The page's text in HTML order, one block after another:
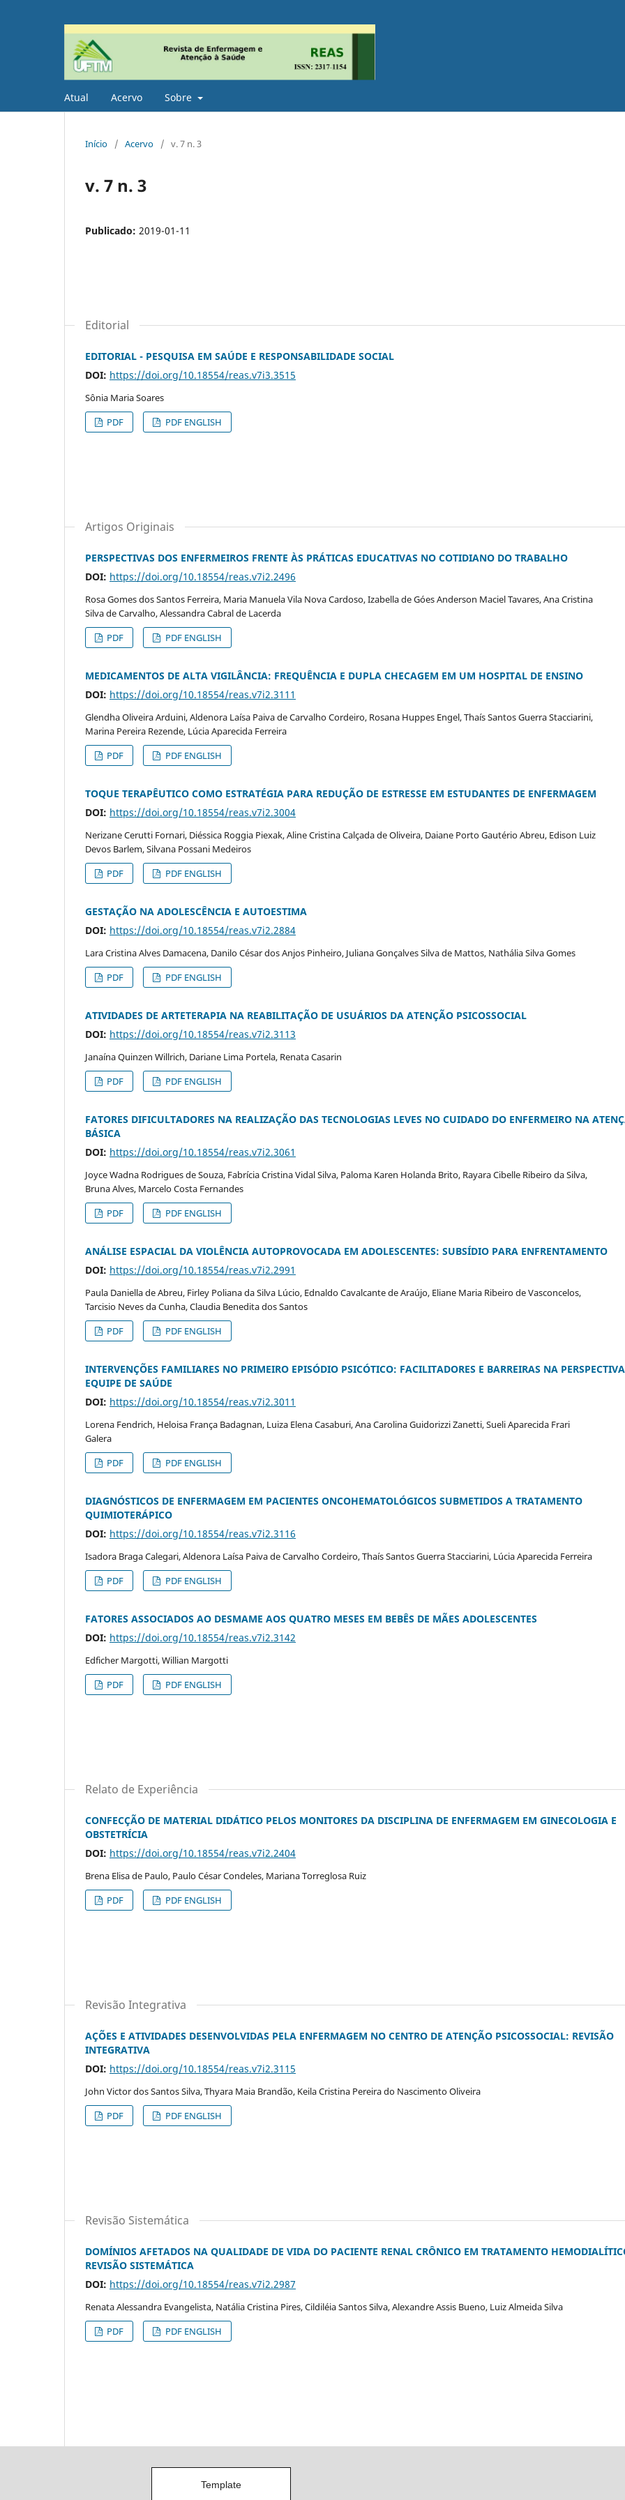
Atual Acervo Sobre
Início / Acervo / v. 7 n. 3
v. 7 n. 3
Publicado: 2019-01-11
Editorial
EDITORIAL - PESQUISA EM SAÚDE E RESPONSABILIDADE SOCIAL
DOI: https://doi.org/10.18554/reas.v7i3.3515
Sônia Maria Soares
PDF
PDF ENGLISH
Artigos Originais
PERSPECTIVAS DOS ENFERMEIROS FRENTE ÀS PRÁTICAS EDUCATIVAS NO COTIDIANO DO TRABALHO
DOI: https://doi.org/10.18554/reas.v7i2.2496
Rosa Gomes dos Santos Ferreira, Maria Manuela Vila Nova Cardoso, Izabella de Góes Anderson Maciel Tavares, Ana Cristina
Silva de Carvalho, Alessandra Cabral de Lacerda
PDF
PDF ENGLISH
MEDICAMENTOS DE ALTA VIGILÂNCIA: FREQUÊNCIA E DUPLA CHECAGEM EM UM HOSPITAL DE ENSINO
DOI: https://doi.org/10.18554/reas.v7i2.3111
Glendha Oliveira Arduini, Aldenora Laísa Paiva de Carvalho Cordeiro, Rosana Huppes Engel, Thaís Santos Guerra Stacciarini,
Marina Pereira Rezende, Lúcia Aparecida Ferreira
PDF
PDF ENGLISH
TOQUE TERAPÊUTICO COMO ESTRATÉGIA PARA REDUÇÃO DE ESTRESSE EM ESTUDANTES DE ENFERMAGEM
DOI: https://doi.org/10.18554/reas.v7i2.3004
Nerizane Cerutti Fornari, Diéssica Roggia Piexak, Aline Cristina Calçada de Oliveira, Daiane Porto Gautério Abreu, Edison Luiz
Devos Barlem, Silvana Possani Medeiros
PDF
PDF ENGLISH
GESTAÇÃO NA ADOLESCÊNCIA E AUTOESTIMA
DOI: https://doi.org/10.18554/reas.v7i2.2884
Lara Cristina Alves Damacena, Danilo César dos Anjos Pinheiro, Juliana Gonçalves Silva de Mattos, Nathália Silva Gomes
PDF
PDF ENGLISH
ATIVIDADES DE ARTETERAPIA NA REABILITAÇÃO DE USUÁRIOS DA ATENÇÃO PSICOSSOCIAL
DOI: https://doi.org/10.18554/reas.v7i2.3113
Janaína Quinzen Willrich, Dariane Lima Portela, Renata Casarin
PDF
PDF ENGLISH
FATORES DIFICULTADORES NA REALIZAÇÃO DAS TECNOLOGIAS LEVES NO CUIDADO DO ENFERMEIRO NA
BÁSICA
DOI: https://doi.org/10.18554/reas.v7i2.3061
Joyce Wadna Rodrigues de Souza, Fabrícia Cristina Vidal Silva, Paloma Karen Holanda Brito, Rayara Cibelle Ribeiro da Silva,
Bruna Alves, Marcelo Costa Fernandes
PDF
PDF ENGLISH
ANÁLISE ESPACIAL DA VIOLÊNCIA AUTOPROVOCADA EM ADOLESCENTES: SUBSÍDIO PARA ENFRENTAMENTO
DOI: https://doi.org/10.18554/reas.v7i2.2991
Paula Daniella de Abreu, Firley Poliana da Silva Lúcio, Ednaldo Cavalcante de Araújo, Eliane Maria Ribeiro de Vasconcelos,
Tarcisio Neves da Cunha, Claudia Benedita dos Santos
PDF
PDF ENGLISH
INTERVENÇÕES FAMILIARES NO PRIMEIRO EPISÓDIO PSICÓTICO: FACILITADORES E BARREIRAS NA
EQUIPE DE SAÚDE
DOI: https://doi.org/10.18554/reas.v7i2.3011
Lorena Fendrich, Heloisa França Badagnan, Luiza Elena Casaburi, Ana Carolina Guidorizzi Zanetti, Sueli Aparecida Frari
Galera
PDF
PDF ENGLISH
DIAGNÓSTICOS DE ENFERMAGEM EM PACIENTES ONCOHEMATOLÓGICOS SUBMETIDOS A TRATAMENTO
QUIMIOTERÁPICO
DOI: https://doi.org/10.18554/reas.v7i2.3116
Isadora Braga Calegari, Aldenora Laísa Paiva de Carvalho Cordeiro, Thaís Santos Guerra Stacciarini, Lúcia Aparecida Ferreira
PDF
PDF ENGLISH
FATORES ASSOCIADOS AO DESMAME AOS QUATRO MESES EM BEBÊS DE MÃES ADOLESCENTES
DOI: https://doi.org/10.18554/reas.v7i2.3142
Edficher Margotti, Willian Margotti
PDF
PDF ENGLISH
Relato de Experiência
CONFECÇÃO DE MATERIAL DIDÁTICO PELOS MONITORES DA DISCIPLINA DE ENFERMAGEM EM GINECOLOGIA E
OBSTETRÍCIA
DOI: https://doi.org/10.18554/reas.v7i2.2404
Brena Elisa de Paulo, Paulo César Condeles, Mariana Torreglosa Ruiz
PDF
PDF ENGLISH
Revisão Integrativa
AÇÕES E ATIVIDADES DESENVOLVIDAS PELA ENFERMAGEM NO CENTRO DE ATENÇÃO PSICOSSOCIAL: REVISÃO
INTEGRATIVA
DOI: https://doi.org/10.18554/reas.v7i2.3115
John Victor dos Santos Silva, Thyara Maia Brandão, Keila Cristina Pereira do Nascimento Oliveira
PDF
PDF ENGLISH
Revisão Sistemática
DOMÍNIOS AFETADOS NA QUALIDADE DE VIDA DO PACIENTE RENAL CRÔNICO EM TRATAMENTO
REVISÃO SISTEMÁTICA
DOI: https://doi.org/10.18554/reas.v7i2.2987
Renata Alessandra Evangelista, Natália Cristina Pires, Cildiléia Santos Silva, Alexandre Assis Bueno, Luiz Almeida Silva
PDF
PDF ENGLISH
Template